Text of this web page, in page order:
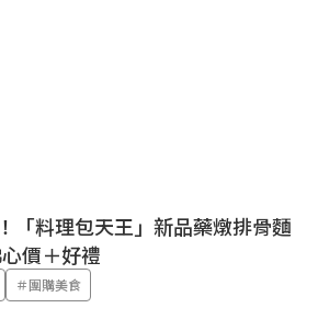
「料理包天王」新品藥燉排骨麵
價＋好禮
＃團購美食